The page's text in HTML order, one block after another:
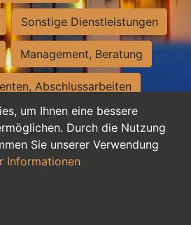
um Ihnen eine bessere
Durch die Nutzung
Sie unserer Verwendung
Informationen
Sonstige Dienstleistungen
Management, Beratung
Abschlussarbeiten
Assistenz, Sekretariat
und Nebenjobs
duale Ausbildung